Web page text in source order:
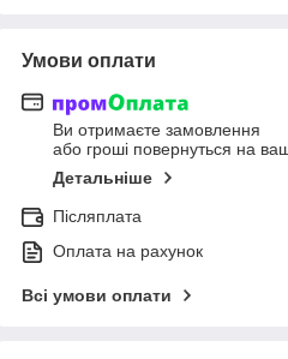
Умови оплати
Ви отримаєте замовлення
або гроші повернуться на
Детальніше
Післяплата
Оплата на рахунок
Всі умови оплати